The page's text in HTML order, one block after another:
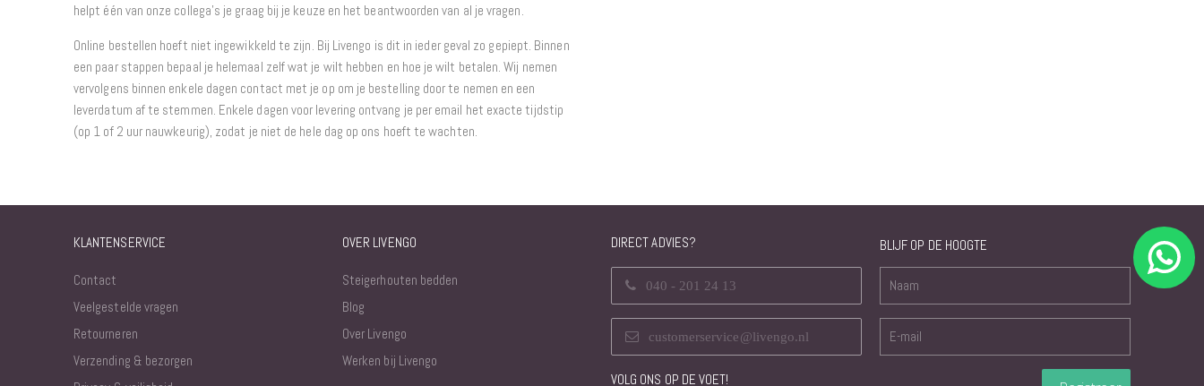
helpt één van onze collega’s je graag bij je keuze en het beantwoorden van al je vragen.
Online bestellen hoeft niet ingewikkeld te zijn. Bij Livengo is dit in ieder geval zo gepiept. Binnen
een paar stappen bepaal je helemaal zelf wat je wilt hebben en hoe je wilt betalen. Wij nemen
vervolgens binnen enkele dagen contact met je op om je bestelling door te nemen en een
leverdatum af te stemmen. Enkele dagen voor levering ontvang je per email het exacte tijdstip
(op 1 of 2 uur nauwkeurig), zodat je niet de hele dag op ons hoeft te wachten.
KLANTENSERVICE
Contact
Veelgestelde vragen
Retourneren
Verzending & bezorgen
OVER LIVENGO
Steigerhouten bedden
Blog
Over Livengo
Werken bij Livengo
DIRECT ADVIES?
040 - 201 24 13
customerservice@livengo.nl
VOLG ONS OP DE VOET!
BLIJF OP DE HOOGTE